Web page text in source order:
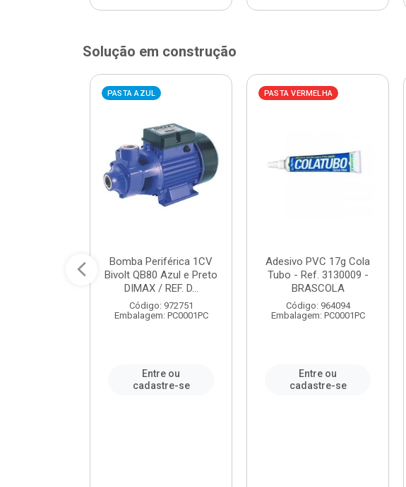
Solução em construção
PASTA AZUL
Bomba Periférica 1CV
Bivolt QB80 Azul e Preto
DIMAX / REF. D...
Código: 972751
Embalagem: PC0001PC
Entre ou
cadastre-se
PASTA VERMELHA
Adesivo PVC 17g Cola
Tubo - Ref. 3130009 -
BRASCOLA
Código: 964094
Embalagem: PC0001PC
Entre ou
cadastre-se